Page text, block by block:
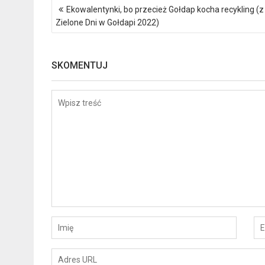
Nawigacja
wpisu
Ekowalentynki, bo przecież Gołdap kocha recykling
Zielone Dni w Gołdapi 2022)
SKOMENTUJ